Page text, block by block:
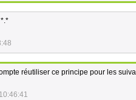
réutiliser ce principe pour les